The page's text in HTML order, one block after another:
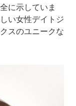
に示していま
い女性デイトジ
スのユニークな